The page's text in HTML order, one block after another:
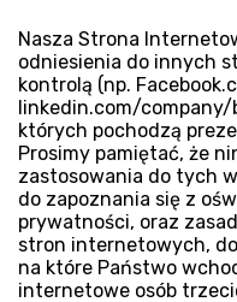
Nasza Strona
odniesienia do innych
kontrolą (np.
linkedin.com/
których pochodzą
Prosimy pamiętać, że
zastosowania do tych
do zapoznania się z
prywatności, oraz
stron internetowych,
na które Państwo
internetowe osób